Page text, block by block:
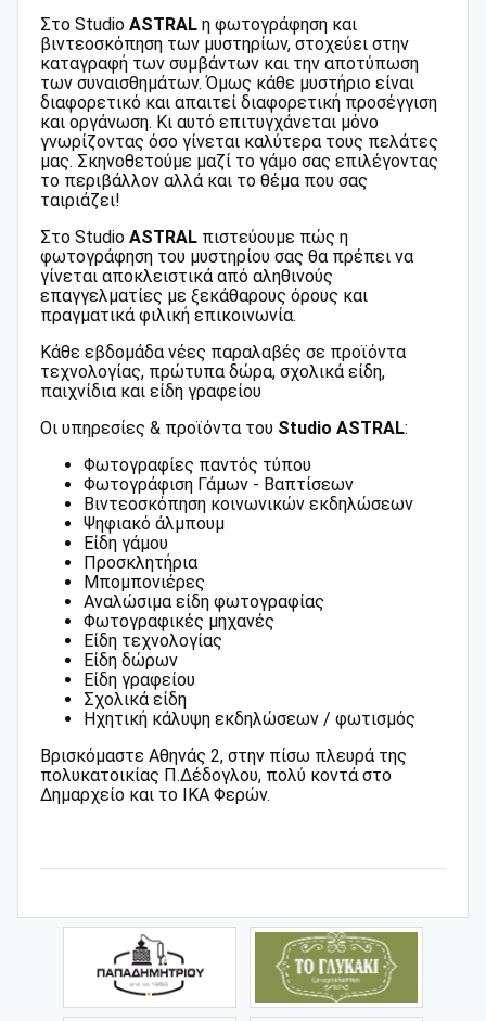
Στο Studio ASTRAL η φωτογράφηση και
βιντεοσκόπηση των μυστηρίων, στοχεύει στην
καταγραφή των συμβάντων και την αποτύπωση
των συναισθημάτων. Όμως κάθε μυστήριο είναι
διαφορετικό και απαιτεί διαφορετική προσέγγιση
και οργάνωση. Κι αυτό επιτυγχάνεται μόνο
γνωρίζοντας όσο γίνεται καλύτερα τους πελάτες
μας. Σκηνοθετούμε μαζί το γάμο σας επιλέγοντας
το περιβάλλον αλλά και το θέμα που σας
ταιριάζει!
Στο Studio ASTRAL πιστεύουμε πώς η
φωτογράφηση του μυστηρίου σας θα πρέπει να
γίνεται αποκλειστικά από αληθινούς
επαγγελματίες με ξεκάθαρους όρους και
πραγματικά φιλική επικοινωνία.
Κάθε εβδομάδα νέες παραλαβές σε προϊόντα
τεχνολογίας, πρώτυπα δώρα, σχολικά είδη,
παιχνίδια και είδη γραφείου
Οι υπηρεσίες & προϊόντα του Studio ASTRAL:
Φωτογραφίες παντός τύπου
Φωτογράφιση Γάμων - Βαπτίσεων
Βιντεοσκόπηση κοινωνικών εκδηλώσεων
Ψηφιακό άλμπουμ
Είδη γάμου
Προσκλητήρια
Μπομπονιέρες
Αναλώσιμα είδη φωτογραφίας
Φωτογραφικές μηχανές
Είδη τεχνολογίας
Είδη δώρων
Είδη γραφείου
Σχολικά είδη
Ηχητική κάλυψη εκδηλώσεων / φωτισμός
Βρισκόμαστε Αθηνάς 2, στην πίσω πλευρά της
πολυκατοικίας Π.Δέδογλου, πολύ κοντά στο
Δημαρχείο και το ΙΚΑ Φερών.